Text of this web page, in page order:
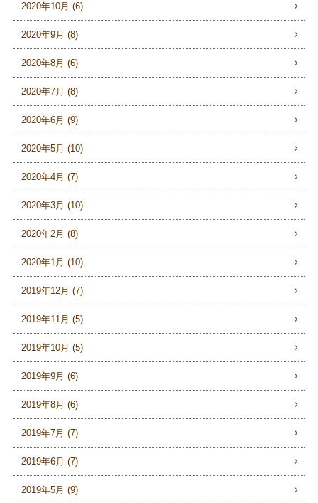
2020年10月 (6)
2020年9月 (8)
2020年8月 (6)
2020年7月 (8)
2020年6月 (9)
2020年5月 (10)
2020年4月 (7)
2020年3月 (10)
2020年2月 (8)
2020年1月 (10)
2019年12月 (7)
2019年11月 (5)
2019年10月 (5)
2019年9月 (6)
2019年8月 (6)
2019年7月 (7)
2019年6月 (7)
2019年5月 (9)